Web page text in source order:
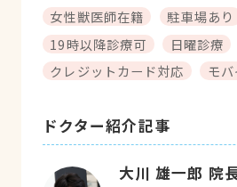
女性獣医師在籍
駐車場あり
19時以降診療可
日曜診療
クレジットカード対応
モ
ドクター紹介記事
大川 雄一郎 院